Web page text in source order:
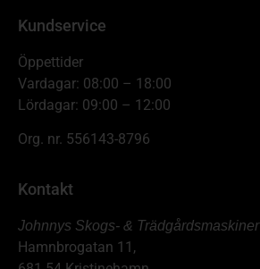
Kundservice
Öppettider
Vardagar: 08:00 – 18:00
Lördagar: 09:00 – 12:00
Org. nr. 556143-8796
Kontakt
Johnnys Skogs- & Trädgårdsmaskiner
Hamnbrogatan 11,